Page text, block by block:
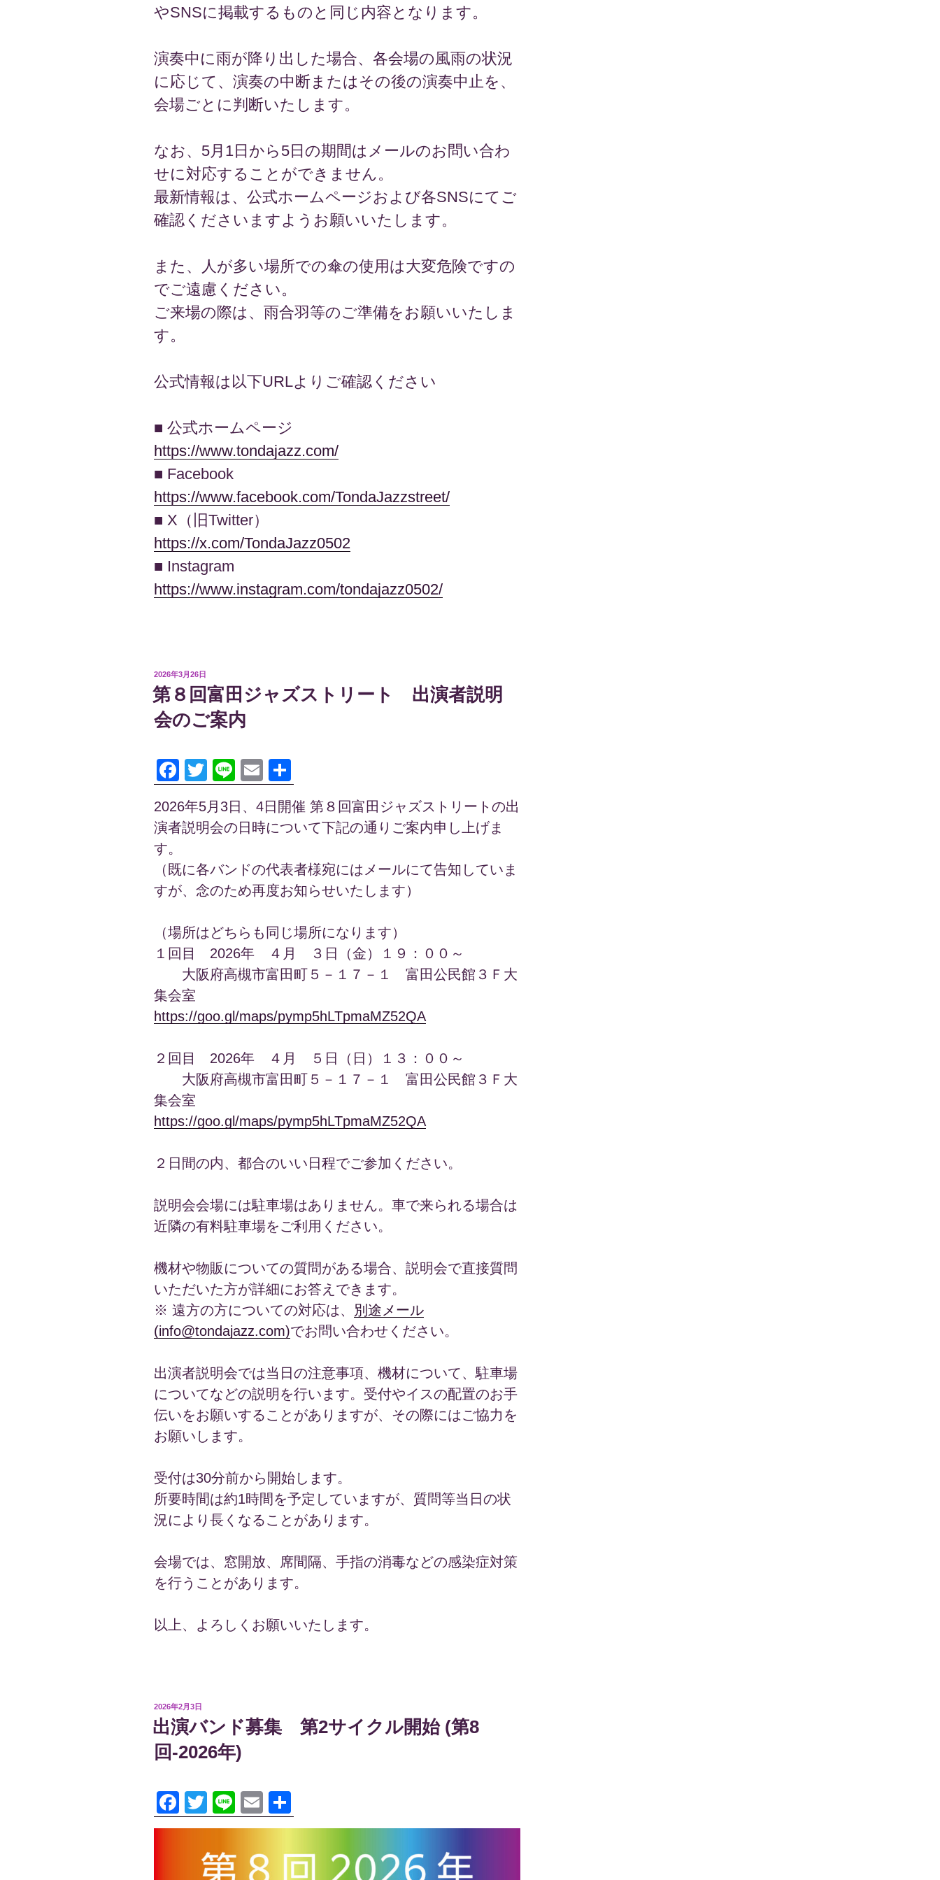
やSNSに掲載するものと同じ内容となります。
演奏中に雨が降り出した場合、各会場の風雨の状況
に応じて、演奏の中断またはその後の演奏中止を、
会場ごとに判断いたします。
なお、5月1日から5日の期間はメールのお問い合わ
せに対応することができません。
最新情報は、公式ホームページおよび各SNSにてご
確認くださいますようお願いいたします。
また、人が多い場所での傘の使用は大変危険ですの
でご遠慮ください。
ご来場の際は、雨合羽等のご準備をお願いいたしま
す。
公式情報は以下URLよりご確認ください
■ 公式ホームページ
https://www.tondajazz.com/
■ Facebook
https://www.facebook.com/TondaJazzstreet/
■ X（旧Twitter）
https://x.com/TondaJazz0502
■ Instagram
https://www.instagram.com/tondajazz0502/
投
稿
日:
2026年3月26日
第８回富田ジャズストリート 出演者説明
会のご案内
F
a
c
e
b
o
o
k
T
wi
tt
er
Li
n
e
E
m
ail
有
2026年5月3日、4日開催 第８回富田ジャズストリートの出
演者説明会の日時について下記の通りご案内申し上げま
す。
（既に各バンドの代表者様宛にはメールにて告知していま
すが、念のため再度お知らせいたします）
（場所はどちらも同じ場所になります）
１回目 2026年 ４月 ３日（金）１９：００～
大阪府高槻市富田町５－１７－１ 富田公民館３Ｆ大
集会室
https://goo.gl/maps/pymp5hLTpmaMZ52QA
２回目 2026年 ４月 ５日（日）１３：００～
大阪府高槻市富田町５－１７－１ 富田公民館３Ｆ大
集会室
https://goo.gl/maps/pymp5hLTpmaMZ52QA
２日間の内、都合のいい日程でご参加ください。
説明会会場には駐車場はありません。車で来られる場合は
近隣の有料駐車場をご利用ください。
機材や物販についての質問がある場合、説明会で直接質問
いただいた方が詳細にお答えできます。
※ 遠方の方についての対応は、 別途メール
(info@tondajazz.com)でお問い合わせください。
出演者説明会では当日の注意事項、機材について、駐車場
についてなどの説明を行います。受付やイスの配置のお手
伝いをお願いすることがありますが、その際にはご協力を
お願いします。
受付は30分前から開始します。
所要時間は約1時間を予定していますが、質問等当日の状
況により長くなることがあります。
会場では、窓開放、席間隔、手指の消毒などの感染症対策
を行うことがあります。
以上、よろしくお願いいたします。
投
稿
日:
2026年2月3日
出演バンド募集 第2サイクル開始 (第8
回-2026年)
F
a
T
wi
tt
er
Li
n
e
E
m
ail
有